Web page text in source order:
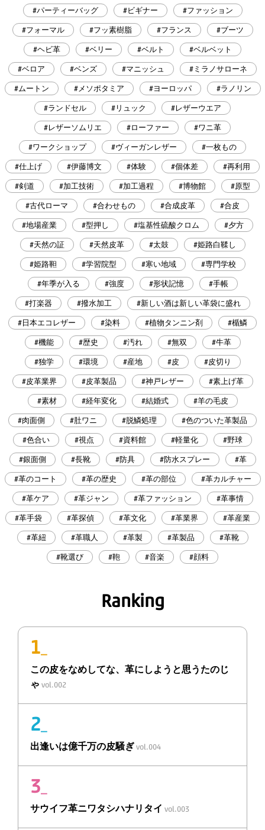
#パーティーバッグ #ビギナー #ファッション
#フォーマル #フッ素樹脂 #フランス #ブーツ
#ヘビ革 #ベリー #ベルト #ベルベット
#ベロア #ベンズ #マニッシュ #ミラノサローネ
#ムートン #メソポタミア #ヨーロッパ #ラノリン
#ランドセル #リュック #レザーウエア
#レザーソムリエ #ローファー #ワニ革
#ワークショップ #ヴィーガンレザー #一枚もの
#仕上げ #伊藤博文 #体験 #個体差 #再利用
#剣道 #加工技術 #加工過程 #博物館 #原型
#古代ローマ #合わせもの #合成皮革 #合皮
#地場産業 #型押し #塩基性硫酸クロム #夕方
#天然の証 #天然皮革 #太鼓 #姫路白鞣し
#姫路靼 #学習院型 #寒い地域 #専門学校
#年季が入る #強度 #形状記憶 #手帳
#打楽器 #撥水加工 #新しい酒は新しい革袋に盛れ
#日本エコレザー #染料 #植物タンニン剤 #楯鱗
#機能 #歴史 #汚れ #無双 #牛革
#独学 #環境 #産地 #皮 #皮切り
#皮革業界 #皮革製品 #神戸レザー #素上げ革
#素材 #経年変化 #結婚式 #羊の毛皮
#肉面側 #肚ワニ #脱鱗処理 #色のついた革製品
#色合い #視点 #資料館 #軽量化 #野球
#銀面側 #長靴 #防具 #防水スプレー #革
#革のコート #革の歴史 #革の部位 #革カルチャー
#革ケア #革ジャン #革ファッション #革事情
#革手袋 #革探偵 #革文化 #革業界 #革産業
#革紐 #革職人 #革製 #革製品 #革靴
#靴選び #鞄 #音楽 #顔料
Ranking
1
この皮をなめしてな、 革にしようと思うたのじ
ゃ vol.002
2
出逢いは億千万の皮騒ぎ vol.004
3
サウイフ革ニワタシハナリタイ vol.003